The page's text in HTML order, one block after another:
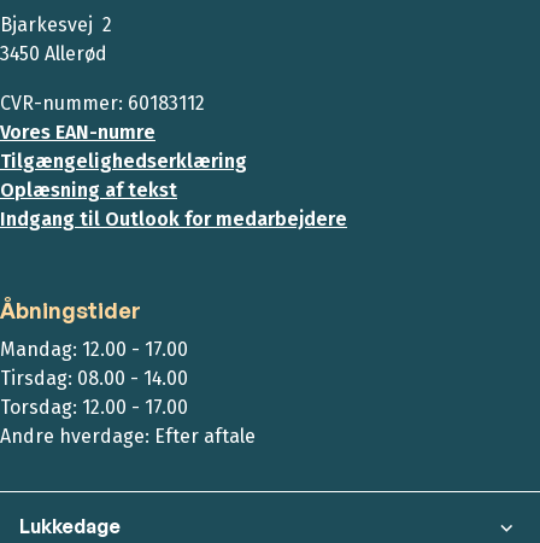
Bjarkesvej 2
3450 Allerød
CVR-nummer: 60183112
Vores EAN-numre
Tilgængelighedserklæring
Oplæsning af tekst
Indgang til Outlook for medarbejdere
Åbningstider
Mandag: 12.00 - 17.00
Tirsdag: 08.00 - 14.00
Torsdag: 12.00 - 17.00
Andre hverdage: Efter aftale
Lukkedage